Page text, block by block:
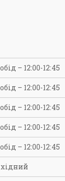
– 12:00-12:45
– 12:00-12:45
– 12:00-12:45
– 12:00-12:45
– 12:00-12:45